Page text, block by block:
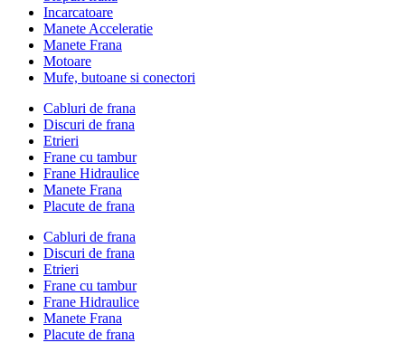
Incarcatoare
Manete Acceleratie
Manete Frana
Motoare
Mufe, butoane si conectori
Cabluri de frana
Discuri de frana
Etrieri
Frane cu tambur
Frane Hidraulice
Manete Frana
Placute de frana
Cabluri de frana
Discuri de frana
Etrieri
Frane cu tambur
Frane Hidraulice
Manete Frana
Placute de frana